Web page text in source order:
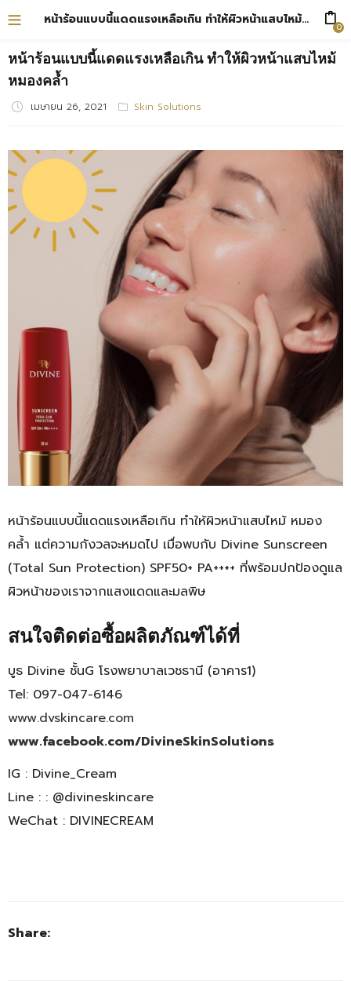
หน้าร้อนแบบนี้แดดแรงเหลือเกิน ทำให้ผิวหน้าแสบไหม้ หมองคล้ำ 0
หน้าร้อนแบบนี้แดดแรงเหลือเกิน ทำให้ผิวหน้าแสบไหม้
หมองคล้ำ
Posted
เมษายน 26, 2021 Skin Solutions
หน้าร้อนแบบนี้แดดแรงเหลือเกิน ทำให้ผิวหน้าแสบไหม้ หมอง
คล้ำ แต่ความกังวลจะหมดไป เมื่อพบกับ Divine Sunscreen
(Total Sun Protection) SPF50+ PA++++ ที่พร้อมปกป้องดูแล
ผิวหน้าของเราจากแสงแดดและมลพิษ
สนใจติดต่อซื้อผลิตภัณฑ์ได้ที่
บูธ Divine ชั้นG โรงพยาบาลเวชธานี (อาคาร1)
Tel: 097-047-6146
www.dvskincare.com
www.facebook.com/DivineSkinSolutions
IG : Divine_Cream
Line : : @divineskincare
WeChat : DIVINECREAM
Share: